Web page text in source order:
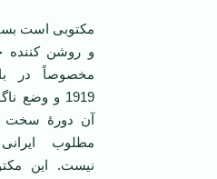
مکتوبی است
و روشن کننده
مخصوصاً در
1919 و وضع
آن دورۀ سخت
مطلوب
نیست. این